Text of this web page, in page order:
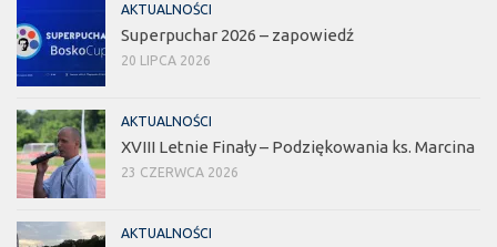
AKTUALNOŚCI
Superpuchar 2026 – zapowiedź
20 LIPCA 2026
AKTUALNOŚCI
XVIII Letnie Finały – Podziękowania ks. Marcina
23 CZERWCA 2026
AKTUALNOŚCI